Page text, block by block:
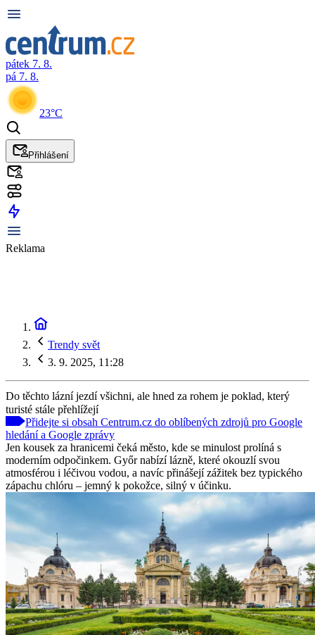
pátek 7. 8.
pá 7. 8.
23°C
Přihlášení
Reklama
Trendy svět
3. 9. 2025, 11:28
Do těchto lázní jezdí všichni, ale hned za rohem je poklad, který
turisté stále přehlížejí
Přidejte si obsah Centrum.cz do oblíbených zdrojů pro Google
hledání a Google zprávy
Jen kousek za hranicemi čeká město, kde se minulost prolíná s
moderním odpočinkem. Győr nabízí lázně, které okouzlí svou
atmosférou i léčivou vodou, a navíc přinášejí zážitek bez typického
zápachu chlóru – jemný k pokožce, silný v účinku.